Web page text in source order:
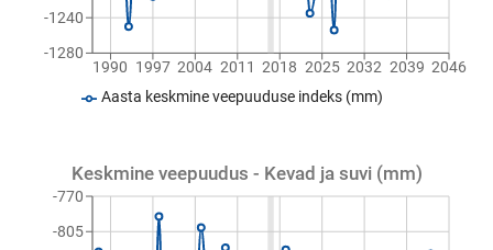
1990 1997 2004 2011 2018 2025 2032 2039 2046
-1280
-1240
Aasta keskmine veepuuduse indeks (mm)
Keskmine veepuudus - Kevad ja suvi (mm)
-805
-770